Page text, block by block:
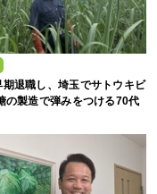
期退職し、埼玉でサトウキビ
の製造で弾みをつける70代